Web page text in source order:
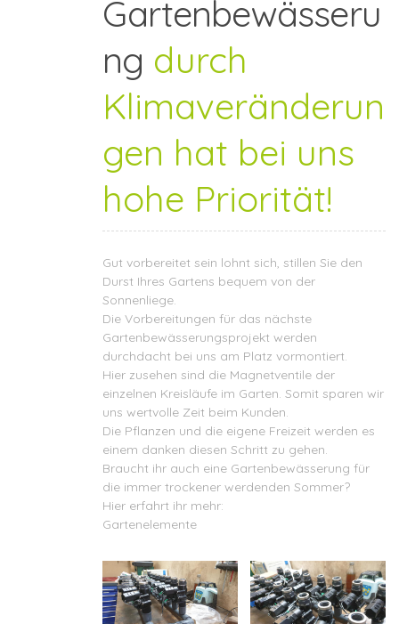
Gartenbewässeru
ng durch
Klimaveränderun
gen hat bei uns
hohe Priorität!
Gut vorbereitet sein lohnt sich, stillen Sie den
Durst Ihres Gartens bequem von der
Sonnenliege.
Die Vorbereitungen für das nächste
Gartenbewässerungsprojekt werden
durchdacht bei uns am Platz vormontiert.
Hier zusehen sind die Magnetventile der
einzelnen Kreisläufe im Garten. Somit sparen wir
uns wertvolle Zeit beim Kunden.
Die Pflanzen und die eigene Freizeit werden es
einem danken diesen Schritt zu gehen.
Braucht ihr auch eine Gartenbewässerung für
die immer trockener werdenden Sommer?
Hier erfahrt ihr mehr:
Gartenelemente